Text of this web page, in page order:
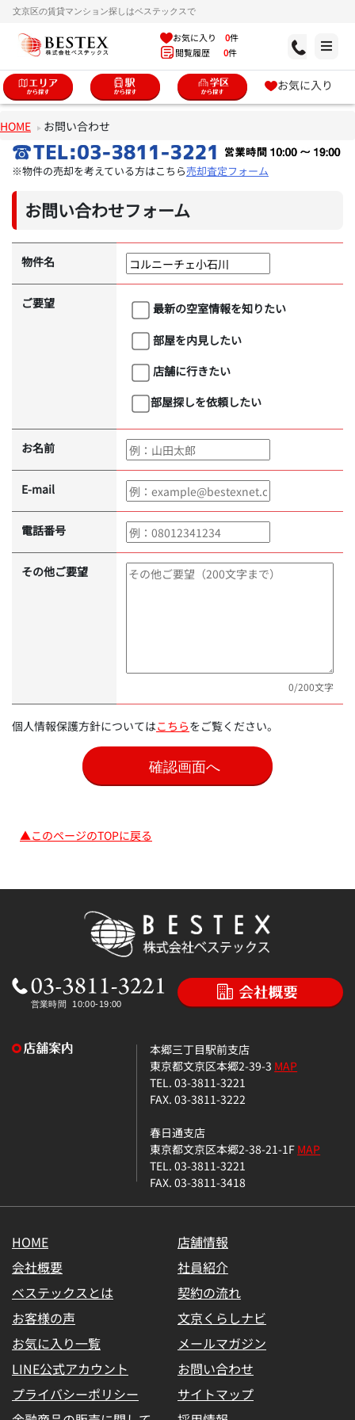
文京区の賃貸マンション探しはベステックスで
お気に入り 0件
閲覧履歴 0件
お気に入り
HOME お問い合わせ
※物件の売却を考えている方はこちら売却査定フォーム
お問い合わせフォーム
物件名
ご要望
最新の空室情報を知りたい
部屋を内見したい
店舗に行きたい
部屋探しを依頼したい
お名前
E-mail
電話番号
その他ご要望
0/200文字
個人情報保護方針についてはこちらをご覧ください。
▲このページのTOPに戻る
本郷三丁目駅前支店
東京都文京区本郷2-39-3 MAP
TEL. 03-3811-3221
FAX. 03-3811-3222
春日通支店
東京都文京区本郷2-38-21-1FMAP
TEL. 03-3811-3221
FAX. 03-3811-3418
HOME
店舗情報
会社概要
社員紹介
ベステックスとは
契約の流れ
お客様の声
文京くらしナビ
お気に入り一覧
メールマガジン
LINE公式アカウント
お問い合わせ
プライバシーポリシー
サイトマップ